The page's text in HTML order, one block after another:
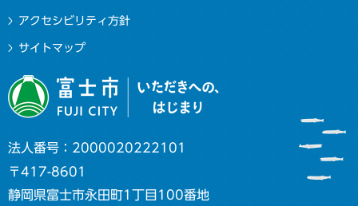
アクセシビリティ方針
サイトマップ
法人番号：2000020222101
〒417-8601
静岡県富士市永田町1丁目100番地